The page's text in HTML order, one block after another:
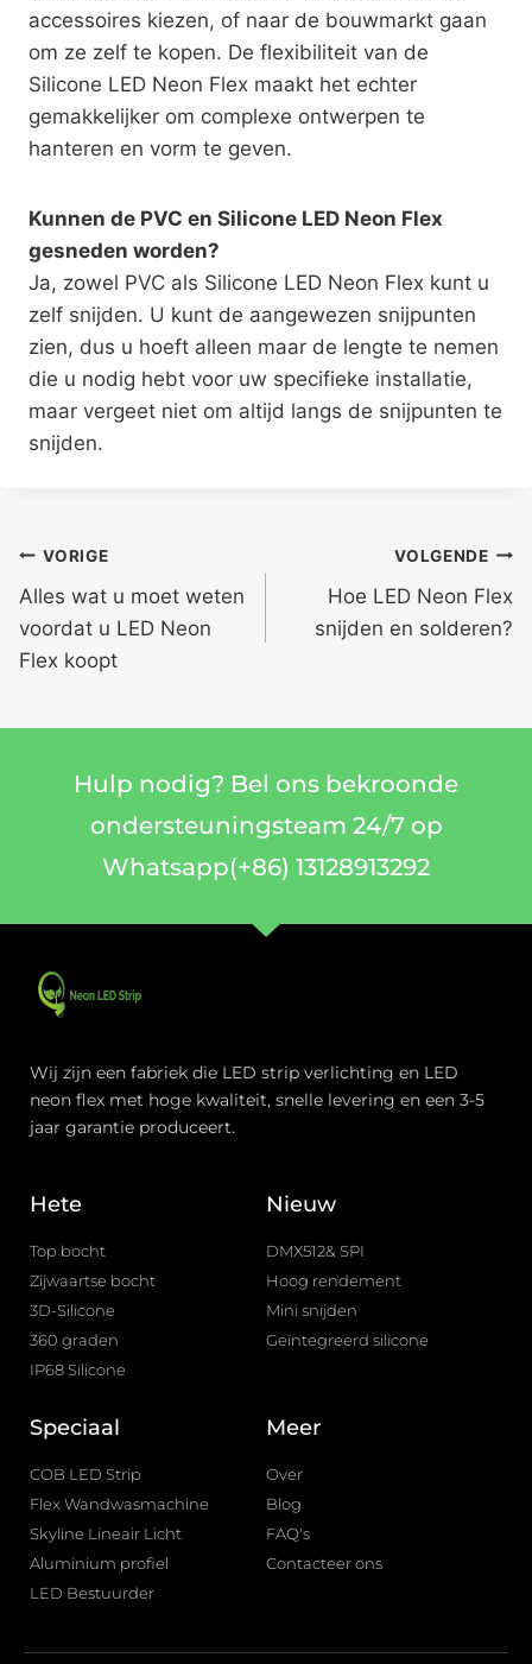
accessoires kiezen, of naar de bouwmarkt gaan
om ze zelf te kopen. De flexibiliteit van de
Silicone LED Neon Flex maakt het echter
gemakkelijker om complexe ontwerpen te
hanteren en vorm te geven.
Kunnen de PVC en Silicone LED Neon Flex
gesneden worden?
Ja, zowel PVC als Silicone LED Neon Flex kunt u
zelf snijden. U kunt de aangewezen snijpunten
zien, dus u hoeft alleen maar de lengte te nemen
die u nodig hebt voor uw specifieke installatie,
maar vergeet niet om altijd langs de snijpunten te
snijden.
VORIGE
Alles wat u moet weten
voordat u LED Neon
Flex koopt
VOLGENDE
Hoe LED Neon Flex
snijden en solderen?
Hulp nodig? Bel ons bekroonde
ondersteuningsteam 24/7 op
Whatsapp(+86) 13128913292
Wij zijn een fabriek die LED strip verlichting en LED
neon flex met hoge kwaliteit, snelle levering en een 3-5
jaar garantie produceert.
Hete
Top bocht
Zijwaartse bocht
3D-Silicone
360 graden
IP68 Silicone
Nieuw
DMX512& SPI
Hoog rendement
Mini snijden
Geïntegreerd silicone
Speciaal
COB LED Strip
Flex Wandwasmachine
Skyline Lineair Licht
Aluminium profiel
LED Bestuurder
Meer
Over
Blog
FAQ's
Contacteer ons